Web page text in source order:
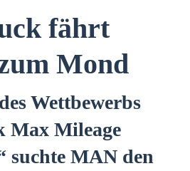
fährt
Mond
Wettbewerbs
Max Mileage
suchte MAN den